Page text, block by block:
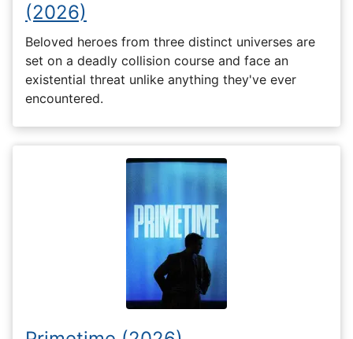
(2026)
Beloved heroes from three distinct universes are
set on a deadly collision course and face an
existential threat unlike anything they've ever
encountered.